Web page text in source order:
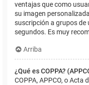
ventajas que como
su imagen
suscripción a grupos de
segundos. Es muy
Arriba
¿Qué es COPPA?
COPPA, APPCO, o Acta